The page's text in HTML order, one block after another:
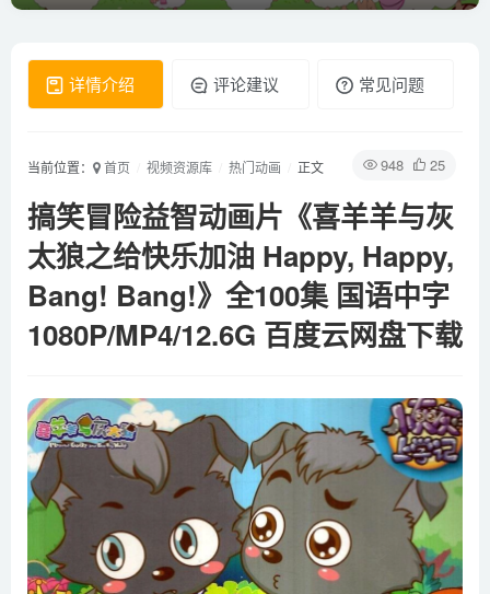
详情介绍 评论建议 常见问题
948 25
当前位置： 首页 视频资源库 热门动画 正文
搞笑冒险益智动画片《喜羊羊与灰
太狼之给快乐加油 Happy, Happy,
Bang! Bang!》全100集 国语中字
1080P/MP4/12.6G 百度云网盘下载